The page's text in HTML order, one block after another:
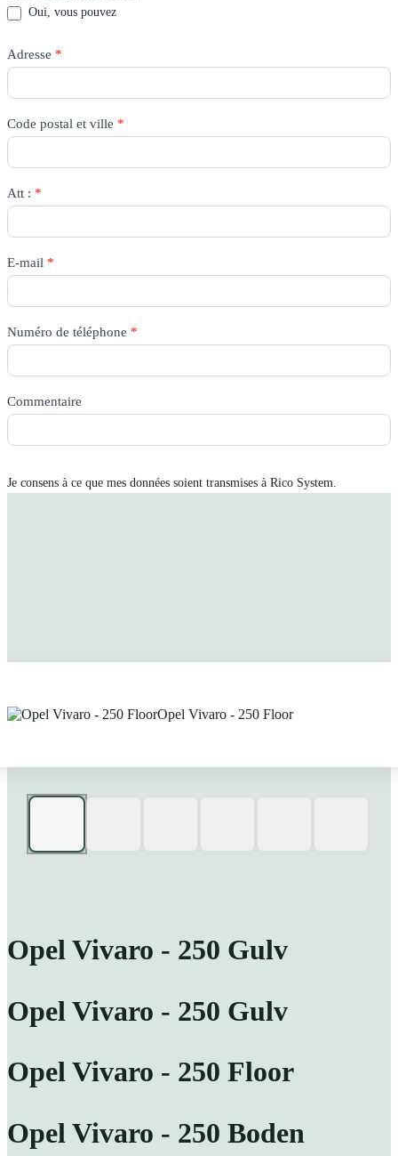
Oui, vous pouvez
Adresse *
Code postal et ville *
Att : *
E-mail *
Numéro de téléphone *
Commentaire
Je consens à ce que mes données soient transmises à Rico System.
Opel Vivaro - 250 Gulv
Opel Vivaro - 250 Gulv
Opel Vivaro - 250 Floor
Opel Vivaro - 250 Boden